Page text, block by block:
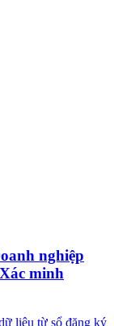
nghiệp
minh
liệu từ sổ đăng ký